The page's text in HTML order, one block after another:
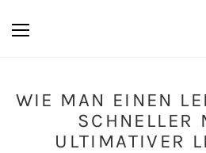
WIE MAN EINEN
SCHNELLER
ULTIMATIVER